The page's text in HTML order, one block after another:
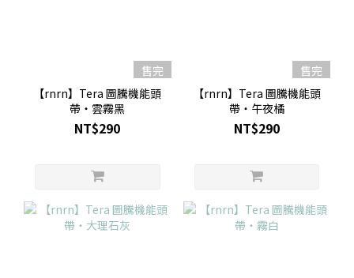
售完
【rnrn】Tera 圖騰機能頭
帶・雲霧黑
NT$290
售完
【rnrn】Tera 圖騰機能頭
帶・午夜橘
NT$290